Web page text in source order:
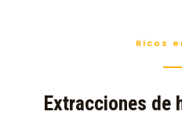
Ricos
Extracciones de